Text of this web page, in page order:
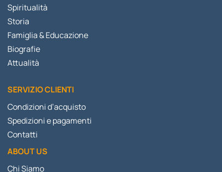
Spiritualità
Storia
Famiglia & Educazione
Biografie
Attualità
SERVIZIO CLIENTI
Condizioni d’acquisto
Spedizioni e pagamenti
Contatti
ABOUT US
Chi Siamo